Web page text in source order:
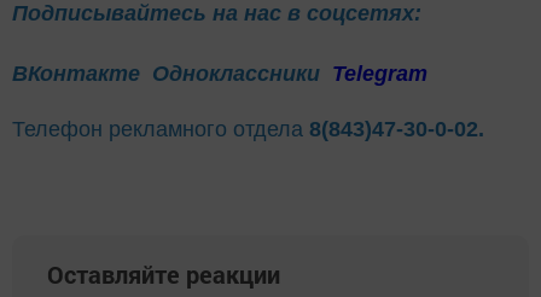
Подписывайтесь на нас в соцсетях:
ВКонтакте Одноклассники Telegram
Телефон рекламного отдела 8(843)47-30-0-02.
Оставляйте реакции